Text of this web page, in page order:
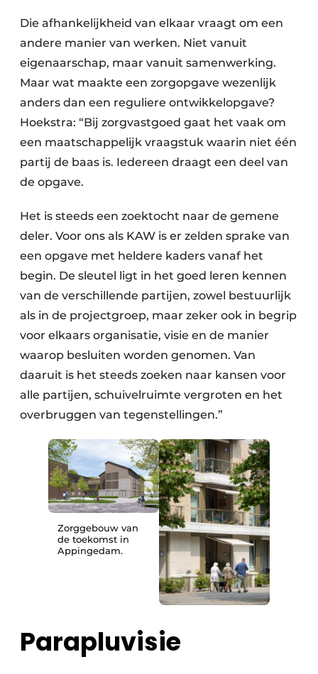
Die afhankelijkheid van elkaar vraagt om een
andere manier van werken. Niet vanuit
eigenaarschap, maar vanuit samenwerking.
Maar wat maakte een zorgopgave wezenlijk
anders dan een reguliere ontwikkelopgave?
Hoekstra: “Bij zorgvastgoed gaat het vaak om
een maatschappelijk vraagstuk waarin niet één
partij de baas is. Iedereen draagt een deel van
de opgave.
Het is steeds een zoektocht naar de gemene
deler. Voor ons als KAW is er zelden sprake van
een opgave met heldere kaders vanaf het
begin. De sleutel ligt in het goed leren kennen
van de verschillende partijen, zowel bestuurlijk
als in de projectgroep, maar zeker ook in begrip
voor elkaars organisatie, visie en de manier
waarop besluiten worden genomen. Van
daaruit is het steeds zoeken naar kansen voor
alle partijen, schuivelruimte vergroten en het
overbruggen van tegenstellingen.”
Zorggebouw van
de toekomst in
Appingedam.
Parapluvisie